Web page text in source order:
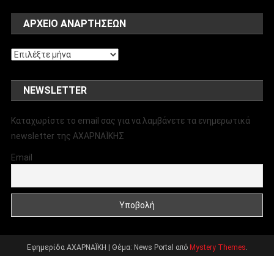
ΑΡΧΕΊΟ ΑΝΑΡΤΉΣΕΩΝ
Αρχείο
NEWSLETTER
Καταχωρίστε το email σας για να λαμβάνετε τα ενημερωτικά
newsletter της ΑΧΑΡΝΑΪΚΗΣ
Email
Εφημερίδα ΑΧΑΡΝΑΪΚΗ Θέμα: News Portal από Mystery Themes.